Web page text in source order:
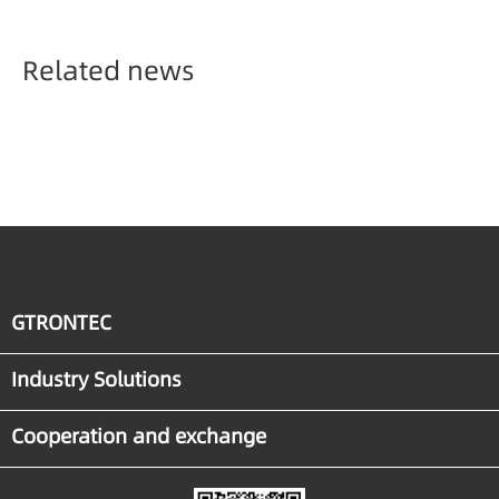
Related news
GTRONTEC
Industry Solutions
Cooperation and exchange